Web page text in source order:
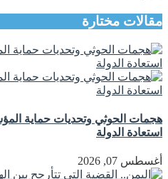
مقالات مختارة
هجمات الحوثي وتحديات حماية
استعادة الدولة
أغسطس 07, 2026